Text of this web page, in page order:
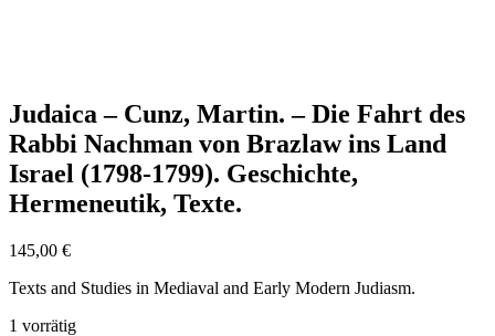
Judaica – Cunz, Martin. – Die Fahrt des
Rabbi Nachman von Brazlaw ins Land
Israel (1798-1799). Geschichte,
Hermeneutik, Texte.
145,00 €
Texts and Studies in Mediaval and Early Modern Judiasm.
1 vorrätig